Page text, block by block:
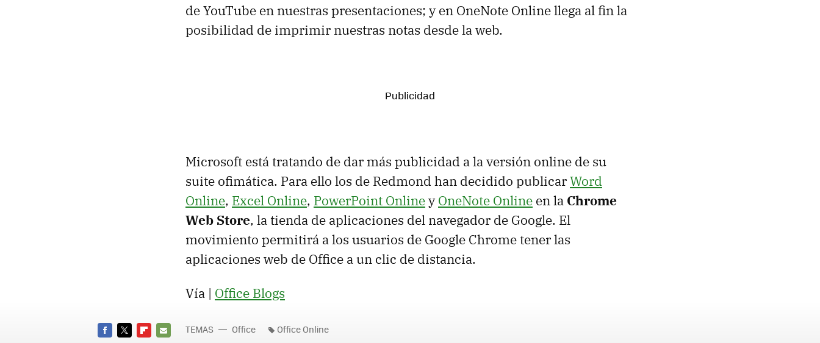
de YouTube en nuestras presentaciones; y en OneNote Online llega al fin la
posibilidad de imprimir nuestras notas desde la web.
Microsoft está tratando de dar más publicidad a la versión online de su
suite ofimática. Para ello los de Redmond han decidido publicarWord
Online, Excel Online, PowerPoint OnlineyOneNote Online en la Chrome
Web Store, la tienda de aplicaciones del navegador de Google. El
movimiento permitirá a los usuarios de Google Chrome tener las
aplicaciones web de Office a un clic de distancia.
Vía | Office Blogs
TEMAS Office Office Online